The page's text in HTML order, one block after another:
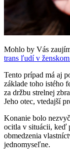
Mohlo by Vás
trans ľudí v
Tento prípad má aj
základe toho istého
za držbu strelnej
Jeho otec, vtedajší
Konanie bolo
ocitla v situácii, keď
obmedzenia
jednomyseľne.